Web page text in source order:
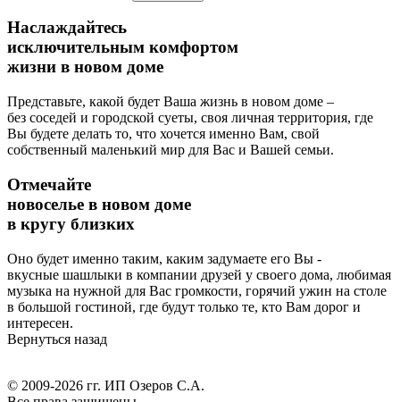
Наслаждайтесь
исключительным комфортом
жизни в новом доме
Представьте, какой будет Ваша жизнь в новом доме –
без соседей и городской суеты, своя личная территория, где
Вы будете делать то, что хочется именно Вам, свой
собственный маленький мир для Вас и Вашей семьи.
Отмечайте
новоселье в новом доме
в кругу близких
Оно будет именно таким, каким задумаете его Вы -
вкусные шашлыки в компании друзей у своего дома, любимая
музыка на нужной для Вас громкости, горячий ужин на столе
в большой гостиной, где будут только те, кто Вам дорог и
интересен.
Вернуться назад
© 2009-2026 гг. ИП Озеров С.А.